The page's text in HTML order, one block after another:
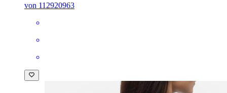
von 112920963